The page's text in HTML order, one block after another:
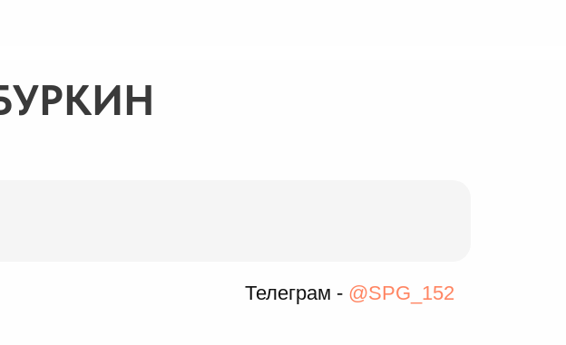
Телеграм - @SPG_152